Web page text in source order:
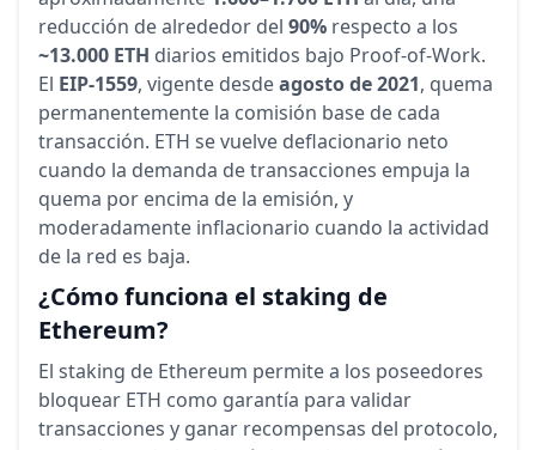
reducción de alrededor del 90% respecto a los
~13.000 ETH diarios emitidos bajo Proof-of-Work.
El EIP-1559, vigente desdeagosto de 2021, quema
permanentemente la comisión base de cada
transacción. ETH se vuelve deflacionario neto
cuando la demanda de transacciones empuja la
quema por encima de la emisión, y
moderadamente inflacionario cuando la actividad
de la red es baja.
¿Cómo funciona el staking de
Ethereum?
El staking de Ethereum permite a los poseedores
bloquear ETH como garantía para validar
transacciones y ganar recompensas del protocolo,